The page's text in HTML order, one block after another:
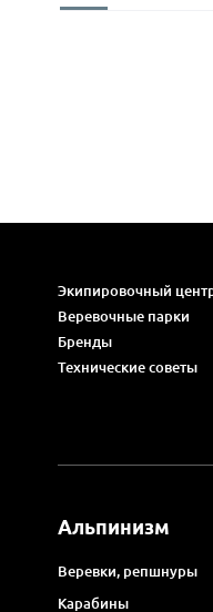
Экипировочный
Веревочные парки
Бренды
Технические советы
Альпинизм
Веревки, репшнуры
Карабины